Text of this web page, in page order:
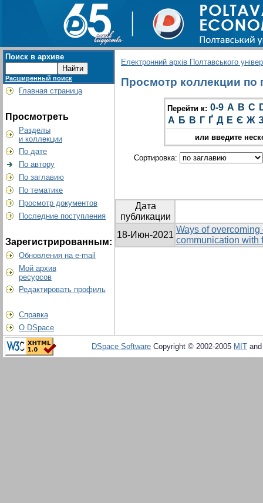
Поиск в архиве
Расширенный поиск
Главная страница
Просмотреть
Разделы
и коллекции
По дате
По автору
По заглавию
По тематике
Просмотр документов
Последние поступления
Зарегистрированным:
Обновления на e-mail
Мой архив
ресурсов
Редактировать профиль
Справка
О DSpace
Електронний архів Полтавського
Просмотр коллекции по
Перейти к: 0-9 A B C
А Б В Г Ґ Д Е Є Ж
или введите
Сортировка:
Дата
публикации
18-Июн-2021
Ways of
communication with
DSpace Software Copyright © 2002-2005 MIT